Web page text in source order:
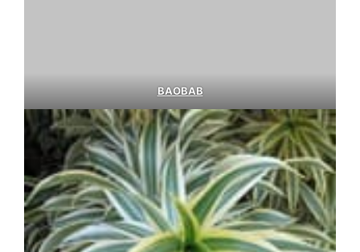
BAOBAB